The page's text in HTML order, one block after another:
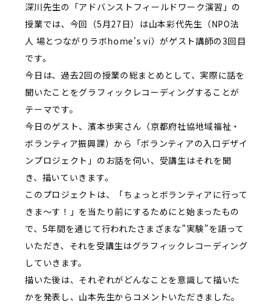
深川先生の「アドバンストフィールドワーク演習」の
授業では、今回（5月27 日）は山本彩代先生（NPO法
人 場とつながりラボhome’s vi）がゲスト講師の3回目
です。
今日は、過去2回の授業の総まとめとして、実際に話を
聞いたことをグラフィックレコーディングすることが
テーマです。
今日のゲスト、濱本歩実さん（京都府社協地域福祉・
ボランティア振興課）から「ボランティアの入口デザイ
ンプロジェクト」のお話を伺い、受講生はそれを聞
き、描いていきます。
このプロジェクトは、「ちょっとボランティアに行って
きま～す！」を当たり前にするためにと始まったもの
で、 5年間を通じて行われたさまざまな”実験”を語って
いただき、それを受講生はグラフィックレコーディング
していきます。
描いた後は、それぞれがどんなことを意識して描いた
かを発表し、山本先生からコメントいただきました。